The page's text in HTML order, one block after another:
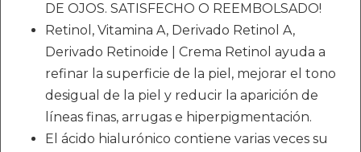
DE OJOS. SATISFECHO O REEMBOLSADO!
Retinol, Vitamina A, Derivado Retinol A,
Derivado Retinoide | Crema Retinol ayuda a
refinar la superficie de la piel, mejorar el tono
desigual de la piel y reducir la aparición de
líneas finas, arrugas e hiperpigmentación.
El ácido hialurónico contiene varias veces su